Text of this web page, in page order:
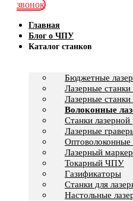
звонок
Главная
Блог о ЧПУ
Каталог станков
Бюджетные
Лазерные
Лазерные
Волоконные
Станки лазерной
Лазерные
Оптоволоконные
Лазерный маркер
Токарный ЧПУ
Газификаторы
Cтанки для
Настольные